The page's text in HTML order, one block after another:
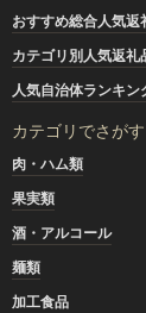
おすすめ総合人気返
カテゴリ別人気返礼
人気自治体ランキン
カテゴリでさがす
肉・ハム類
果実類
酒・アルコール
麺類
加工食品